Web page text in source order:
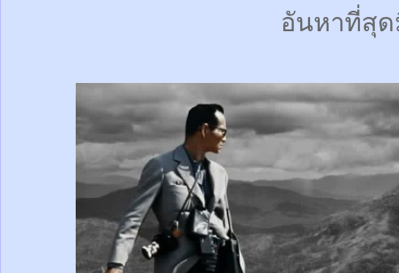
อันหาที่สุ